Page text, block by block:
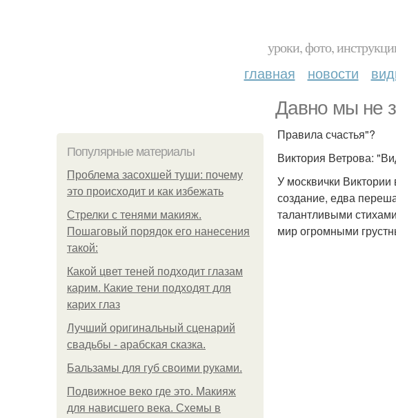
уроки, фото,
главная новости
Давно мы не
Популярные материалы
Проблема засохшей туши: почему
это происходит и как избежать
Стрелки с тенями макияж.
Пошаговый порядок его нанесения
такой:
Какой цвет теней подходит глазам
карим. Какие тени подходят для
карих глаз
Лучший оригинальный сценарий
свадьбы - арабская сказка.
Бальзамы для губ своими руками.
Подвижное веко где это. Макияж
для нависшего века. Схемы в
Правила счастья"?
Виктория Ветрова:
У москвички
создание, едва
талантливыми
мир огромными